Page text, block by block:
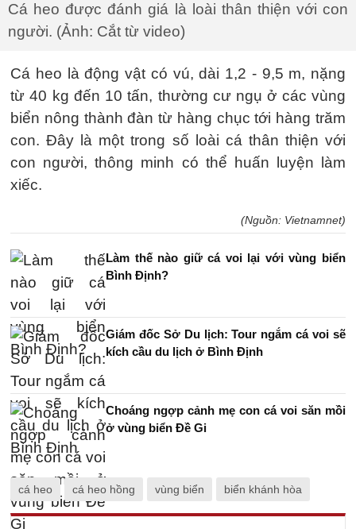
Cá heo được đánh giá là loài thân thiện với con
người. (Ảnh: Cắt từ video)
Cá heo là động vật có vú, dài 1,2 - 9,5 m, nặng
từ 40 kg đến 10 tấn, thường cư ngụ ở các vùng
biển nông thành đàn từ hàng chục tới hàng trăm
con. Đây là một trong số loài cá thân thiện với
con người, thông minh có thể huấn luyện làm
xiếc.
(Nguồn: Vietnamnet)
Làm thế nào giữ cá voi lại với vùng biển
Bình Định?
Giám đốc Sở Du lịch: Tour ngắm cá voi sẽ
kích cầu du lịch ở Bình Định
Choáng ngợp cảnh mẹ con cá voi săn mồi
ở vùng biển Đề Gi
cá heo cá heo hồng vùng biển biển khánh hòa